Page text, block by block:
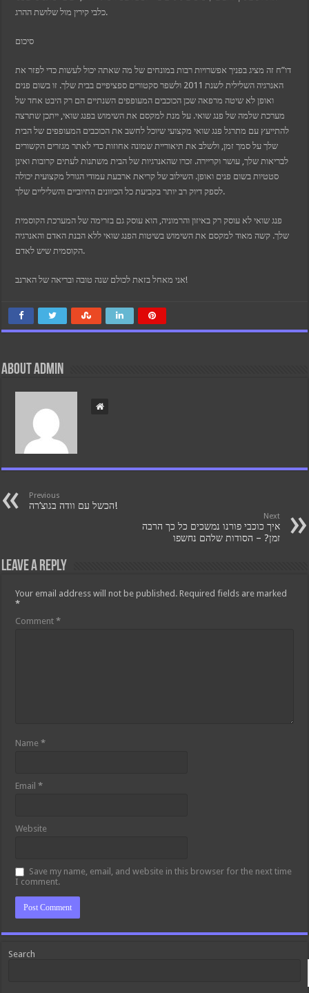
כלבי קירין מול שלושת ההרג.
סיכום
דו”ח זה מציג בפניך אפשרויות רבות במונחים של מה שאתה יכול לעשות כדי לפזר את
האנרגיה השלילית לשנת 2011 ולשפר סקטורים ספציפיים בבית שלך. זו בשום פנים
ואופן לא שיטה מרפאה שכן הכוכבים המעופפים השנתיים הם רק היבט אחד של
מערכת שלמה של פנג שואי. על מנת למקסם את השימוש בפנג שואי, ייתכן שתרצה
להתייעץ עם מתרגל פנג שואי מקצועי שיוכל לחשב את הכוכבים המעופפים של הבית
שלך על סמך זמן, ולשלב את תיאוריית שמונה אחוזות כדי לאתר מגזרים הקשורים
לבריאות שלך, עושר וקריירה. זכרו שהאנרגיות של הבית משתנות לעתים קרובות ואינן
סטטיות בשום פנים ואופן. השילוב של קריאת ארבעת עמודי הגורל מקצועית יכולה
לספק דיוק רב יותר בקביעת כל הכיוונים החיוביים והשליליים שלך.
פנג שואי לא עוסק רק באיזון והרמוניה, הוא עוסק גם בזרימה של המערכת הקוסמית
שלך. קשה מאוד למקסם את השימוש בשיטות הפנג שואי ללא הבנת האדם והאנרגיה
הקוסמית שיש לאדם.
אני מאחל בזאת לכולם שנה טובה ובריאה של הארנב!
About admin
Previous
הכשל עם וודה בגוצ’רה!
Next
איך כוכבי פורנו נמשכים כל כך הרבה
זמן? – הסודות שלהם נחשפו
Leave a Reply
Your email address will not be published. Required fields are marked
*
Comment*
Name*
Email*
Website
Save my name, email, and website in this browser for the next time
I comment.
Search